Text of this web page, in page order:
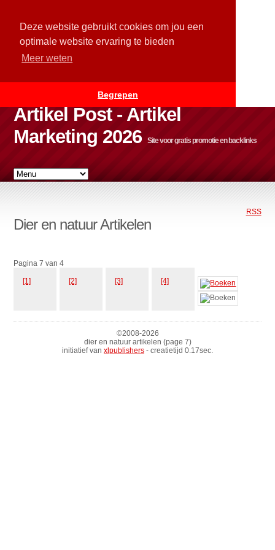
Deze website gebruikt cookies om jou een
optimale website ervaring te bieden
Meer weten
Begrepen
Artikel Post - Artikel
Marketing 2026
Site voor gratis promotie en backlinks
RSS
Dier en natuur Artikelen
Pagina 7 van 4
[1] [2] [3] [4]
©2008-2026
dier en natuur artikelen (page 7)
initiatief van xlpublishers - creatietijd 0.17sec.